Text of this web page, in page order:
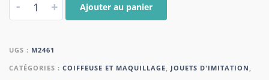
- + Ajouter au panier
UGS : M2461
CATÉGORIES : COIFFEUSE ET MAQUILLAGE JOUETS D'IMITATION